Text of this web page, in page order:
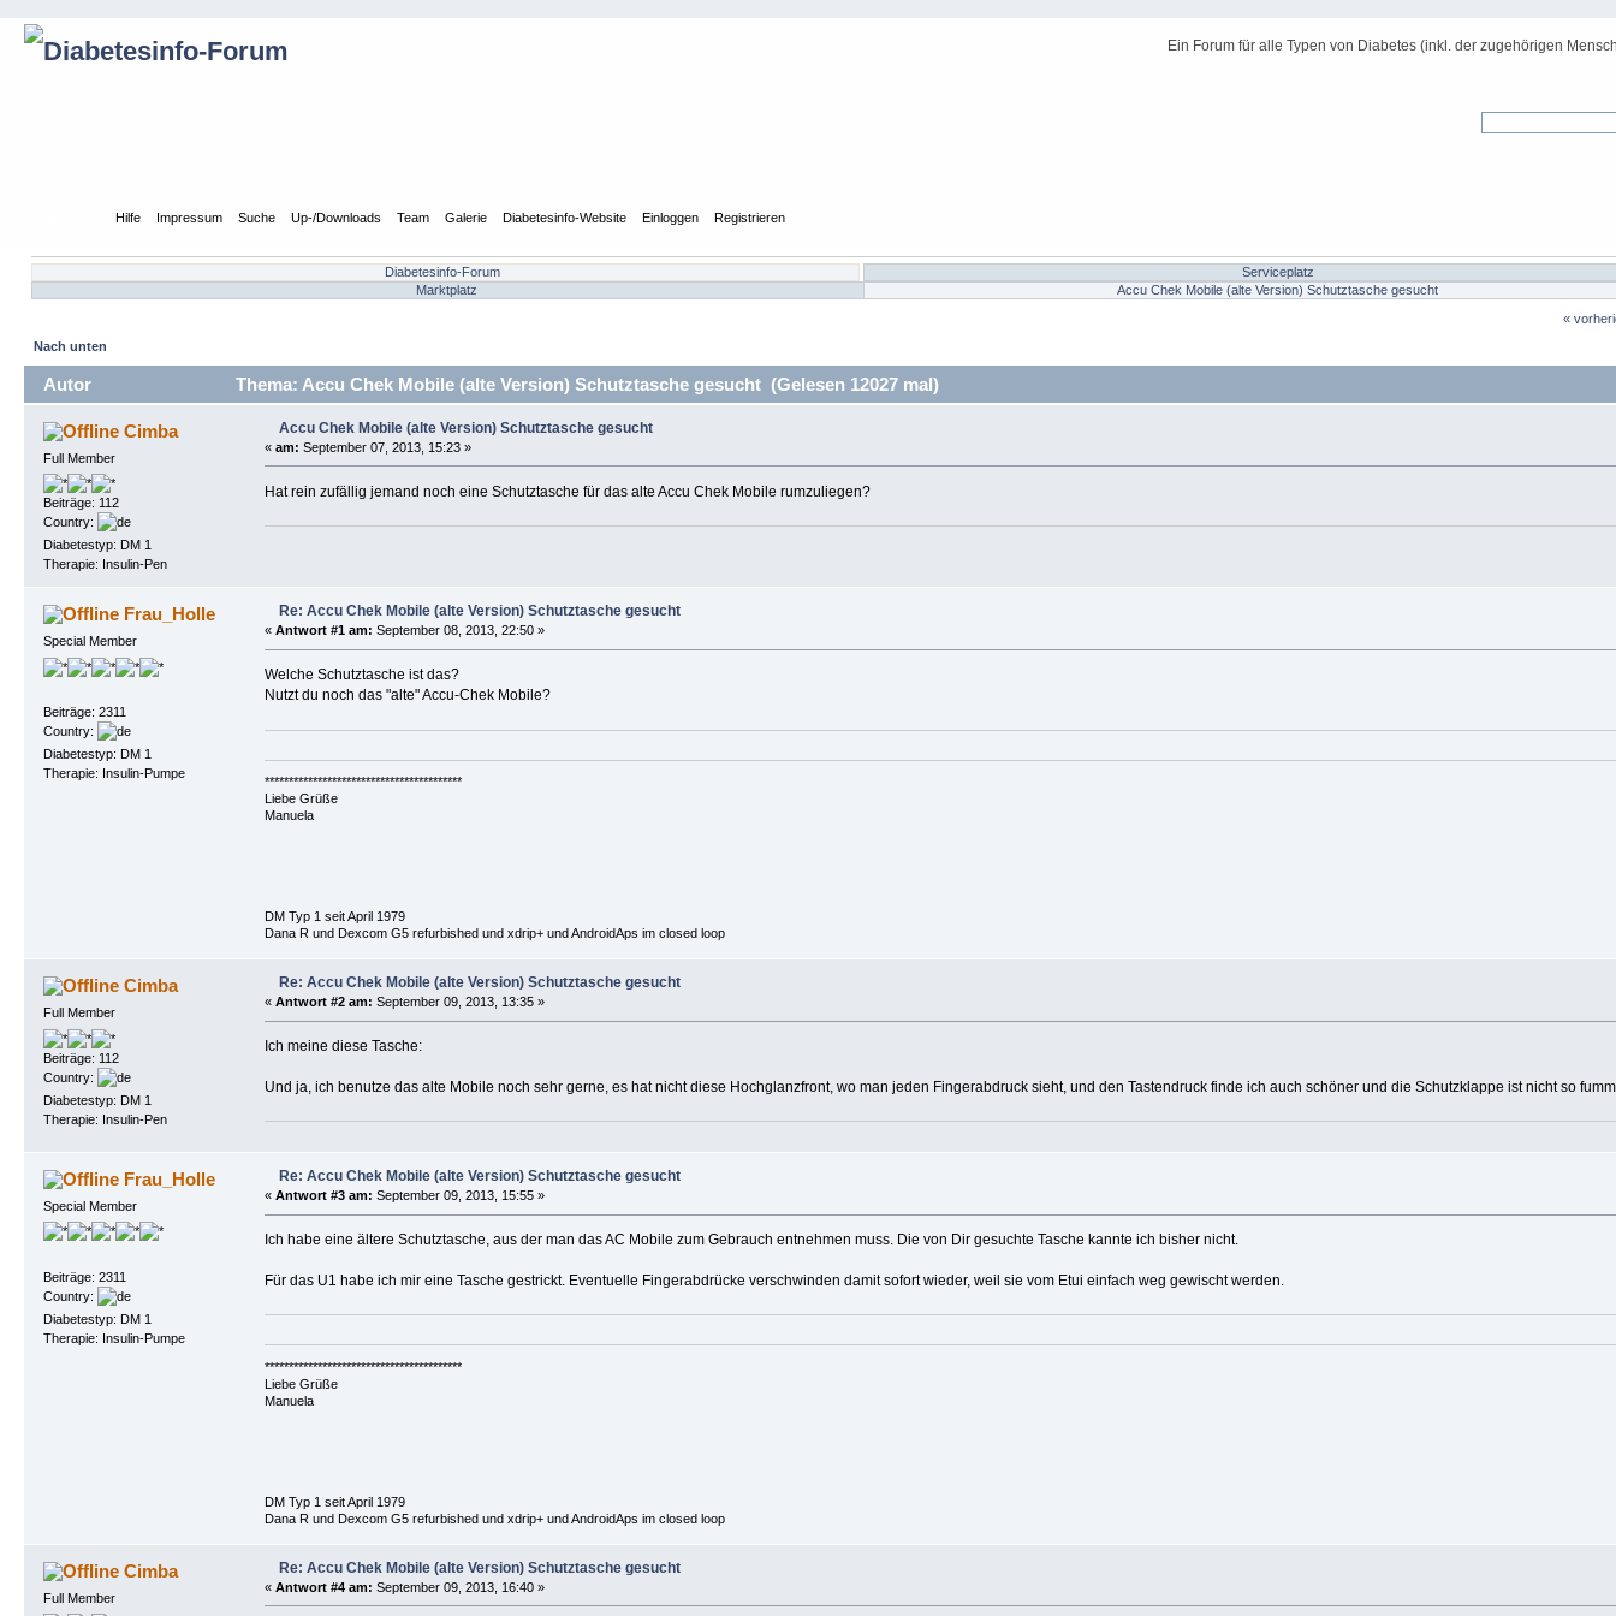
Ein Forum für alle Typen von Diabetes (inkl. der zugehörigen
Hilfe Impressum Suche Up-/Downloads Team Galerie Diabetesinfo-Website Einloggen Registrieren
Diabetesinfo-Forum
Serviceplatz
Marktplatz
Accu Chek Mobile (alte Version) Schutztasche gesucht
«
Nach unten
Autor Thema: Accu Chek Mobile (alte Version) Schutztasche gesucht (Gelesen 12027 mal)
Cimba
Full Member
Beiträge: 112
Country:
Diabetestyp: DM 1
Therapie: Insulin-Pen
Accu Chek Mobile (alte Version) Schutztasche gesucht
« am: September 07, 2013, 15:23 »
Hat rein zufällig jemand noch eine Schutztasche für das alte Accu Chek Mobile rumzuliegen?
Frau_Holle
Special Member
Beiträge: 2311
Country:
Diabetestyp: DM 1
Therapie: Insulin-Pumpe
Re: Accu Chek Mobile (alte Version) Schutztasche gesucht
« Antwort #1 am: September 08, 2013, 22:50 »
Welche Schutztasche ist das?
Nutzt du noch das "alte" Accu-Chek Mobile?
*****************************************
Liebe Grüße
Manuela
DM Typ 1 seit April 1979
Dana R und Dexcom G5 refurbished und xdrip+ und AndroidAps im closed loop
Cimba
Full Member
Beiträge: 112
Country:
Diabetestyp: DM 1
Therapie: Insulin-Pen
Re: Accu Chek Mobile (alte Version) Schutztasche gesucht
« Antwort #2 am: September 09, 2013, 13:35 »
Ich meine diese Tasche:
Und ja, ich benutze das alte Mobile noch sehr gerne, es hat nicht diese Hochglanzfront, wo man jeden Fingerabdruck sieht, und den Tastendruck finde ich auch schöner und die Schutzklappe ist nicht so
Frau_Holle
Special Member
Beiträge: 2311
Country:
Diabetestyp: DM 1
Therapie: Insulin-Pumpe
Re: Accu Chek Mobile (alte Version) Schutztasche gesucht
« Antwort #3 am: September 09, 2013, 15:55 »
Ich habe eine ältere Schutztasche, aus der man das AC Mobile zum Gebrauch entnehmen muss. Die von Dir gesuchte Tasche kannte ich bisher nicht.
Für das U1 habe ich mir eine Tasche gestrickt. Eventuelle Fingerabdrücke verschwinden damit sofort wieder, weil sie vom Etui einfach weg gewischt werden.
*****************************************
Liebe Grüße
Manuela
DM Typ 1 seit April 1979
Dana R und Dexcom G5 refurbished und xdrip+ und AndroidAps im closed loop
Cimba
Full Member
Re: Accu Chek Mobile (alte Version) Schutztasche gesucht
« Antwort #4 am: September 09, 2013, 16:40 »